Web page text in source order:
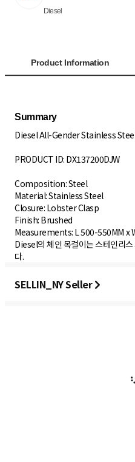
Diesel
Product Information
Summary
Diesel All-Gender Stainless
PRODUCT ID: DX137200DJW
Composition: Steel
Material: Stainless Steel
Closure: Lobster Clasp
Finish: Brushed
Measurements: L 500-550MM x
Diesel의 체인 목걸이는 스테인리
다.
SELLIN_NY Seller